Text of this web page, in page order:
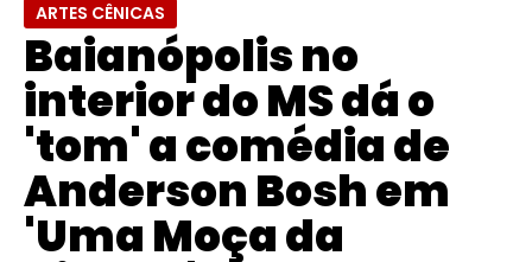
ARTES CÊNICAS
Baianópolis no
interior do MS dá o
'tom' a comédia de
Anderson Bosh em
'Uma Moça da